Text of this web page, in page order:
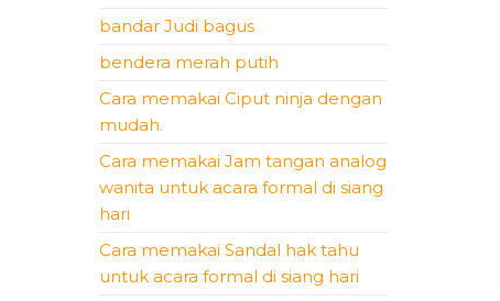
bandar Judi bagus
bendera merah putih
Cara memakai Ciput ninja dengan
mudah.
Cara memakai Jam tangan analog
wanita untuk acara formal di siang
hari
Cara memakai Sandal hak tahu
untuk acara formal di siang hari